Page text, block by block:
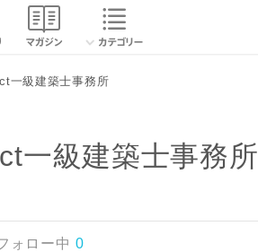
一級建築士事務所
相談する
一級建築士事務所
ォロー中 0